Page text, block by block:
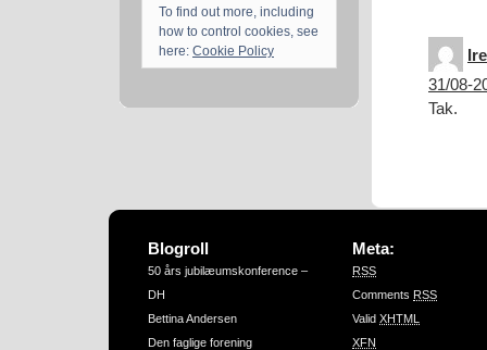
To find out more, including
how to control cookies, see
here: Cookie Policy
31/08-
Tak.
Blogroll
50 års jubilæumskonference –
DH
Bettina Andersen
Den faglige forening
Meta:
RSS
Comments RSS
Valid XHTML
XFN